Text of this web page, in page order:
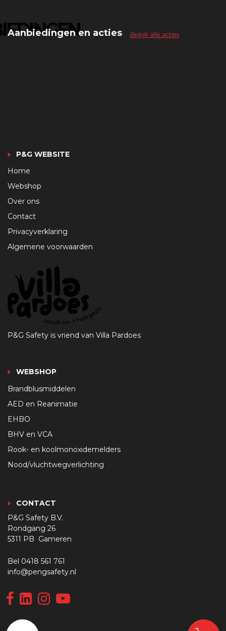
Aanbiedingen en acties Bekijk alle acties
P&G WEBSITE
Home
Webshop
Over ons
Contact
Privacyverklaring
Algemene voorwaarden
P&G Safety is vriend van Villa Pardoes
WEBSHOP
Brandblusmiddelen
AED en Reanimatie
EHBO
BHV en VCA
Rook- en koolmonoxidemelders
Nood/vluchtwegverlichting
CONTACT
P&G Safety B.V.
Rondgang 26
5311 PB Gameren
Bel 0418 561 761
info@pengsafety.nl